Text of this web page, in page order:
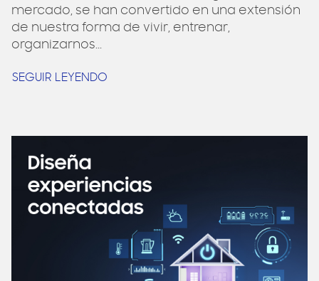
mercado, se han convertido en una extensión
de nuestra forma de vivir, entrenar,
organizarnos...
SEGUIR LEYENDO